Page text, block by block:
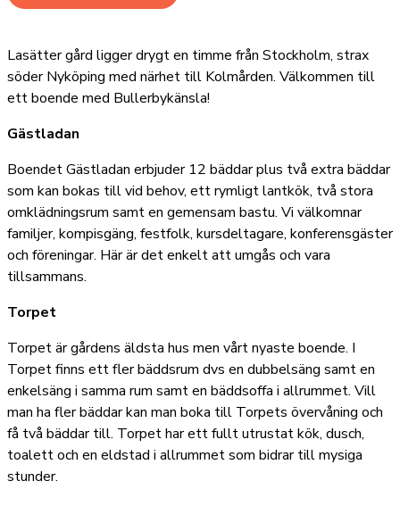
Lasätter gård ligger drygt en timme från Stockholm, strax
söder Nyköping med närhet till Kolmården. Välkommen till
ett boende med Bullerbykänsla!
Gästladan
Boendet Gästladan erbjuder 12 bäddar plus två extra bäddar
som kan bokas till vid behov, ett rymligt lantkök, två stora
omklädningsrum samt en gemensam bastu. Vi välkomnar
familjer, kompisgäng, festfolk, kursdeltagare, konferensgäster
och föreningar. Här är det enkelt att umgås och vara
tillsammans.
Torpet
Torpet är gårdens äldsta hus men vårt nyaste boende. I
Torpet finns ett fler bäddsrum dvs en dubbelsäng samt en
enkelsäng i samma rum samt en bäddsoffa i allrummet. Vill
man ha fler bäddar kan man boka till Torpets övervåning och
få två bäddar till. Torpet har ett fullt utrustat kök, dusch,
toalett och en eldstad i allrummet som bidrar till mysiga
stunder.